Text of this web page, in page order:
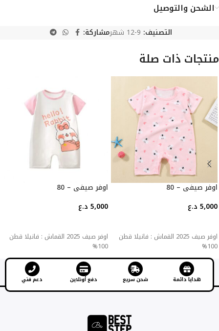
الشحن والتوصيل
التصنيف: 9-12 شهر مشاركة:
منتجات ذات صلة
اوفر صيفي – 80
5,000 د.ع
اوفر صيف 2025 القماش : فانيلا قطن
100%
اوفر صيفي – 80
5,000 د.ع
اوفر صيف 2025 القماش : فانيلا قطن
100%
هدايا دائمة شحن سريع دفع أونلاين دعم فني